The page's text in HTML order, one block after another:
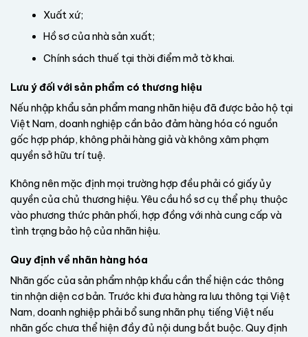
Xuất xứ;
Hồ sơ của nhà sản xuất;
Chính sách thuế tại thời điểm mở tờ khai.
Lưu ý đối với sản phẩm có thương hiệu
Nếu nhập khẩu sản phẩm mang nhãn hiệu đã được bảo hộ tại
Việt Nam, doanh nghiệp cần bảo đảm hàng hóa có nguồn
gốc hợp pháp, không phải hàng giả và không xâm phạm
quyền sở hữu trí tuệ.
Không nên mặc định mọi trường hợp đều phải có giấy ủy
quyền của chủ thương hiệu. Yêu cầu hồ sơ cụ thể phụ thuộc
vào phương thức phân phối, hợp đồng với nhà cung cấp và
tình trạng bảo hộ của nhãn hiệu.
Quy định về nhãn hàng hóa
Nhãn gốc của sản phẩm nhập khẩu cần thể hiện các thông
tin nhận diện cơ bản. Trước khi đưa hàng ra lưu thông tại Việt
Nam, doanh nghiệp phải bổ sung nhãn phụ tiếng Việt nếu
nhãn gốc chưa thể hiện đầy đủ nội dung bắt buộc. Quy định